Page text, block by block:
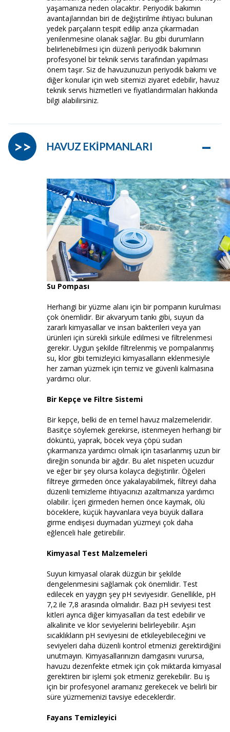
yaşamanıza neden olacaktır. Periyodik bakımın
avantajlarından biri de değiştirilme ihtiyacı bulunan
yedek parçaların tespit edilip arıza çıkarmadan
yenilenmesine olanak sağlar. Bu gibi durumların
belirlenebilmesi için düzenli periyodik bakımının
profesyonel bir teknik servis tarafından yapılması
önem taşır. Siz de havuzunuzun periyodik bakımı ve
diğer konular için web sitemizi ziyaret edebilir, havuz
teknik servis hizmetleri ve fiyatlandırmaları hakkında
bilgi alabilirsiniz.
HAVUZ EKİPMANLARI –
>>
Su Pompası
Herhangi bir yüzme alanı için bir pompanın kurulması
çok önemlidir. Bir akvaryum tankı gibi, suyun da
zararlı kimyasallar ve insan bakterileri veya yan
ürünleri için sürekli sirküle edilmesi ve filtrelenmesi
gerekir. Uygun şekilde filtrelenmiş ve pompalanmış
su, klor gibi temizleyici kimyasalların eklenmesiyle
her zaman yüzmek için temiz ve güvenli kalmasına
yardımcı olur.
Bir Kepçe ve Filtre Sistemi
Bir kepçe, belki de en temel havuz malzemeleridir.
Basitçe söylemek gerekirse, istenmeyen herhangi bir
döküntü, yaprak, böcek veya çöpü sudan
çıkarmanıza yardımcı olmak için tasarlanmış uzun bir
direğin sonunda bir ağdır. Bu alet nispeten ucuzdur
ve eğer bir şey olursa kolayca değiştirilir. Öğeleri
filtreye girmeden önce yakalayabilmek, filtreyi daha
düzenli temizleme ihtiyacınızı azaltmanıza yardımcı
olabilir. İçeri girmeden hemen önce kaymak, ölü
böceklere, küçük hayvanlara veya büyük dallara
girme endişesi duymadan yüzmeyi çok daha
eğlenceli hale getirebilir.
Kimyasal Test Malzemeleri
Suyun kimyasal olarak düzgün bir şekilde
dengelenmesini sağlamak çok önemlidir. Test
edilecek en yaygın şey pH seviyesidir. Genellikle, pH
7,2 ile 7,8 arasında olmalıdır. Bazı pH seviyesi test
kitleri ayrıca diğer kimyasalları da test edebilir ve
alkalinite ve klor seviyelerini belirleyebilir. Aşırı
sıcaklıkların pH seviyesini de etkileyebileceğini ve
seviyeleri daha düzenli kontrol etmenizi gerektirdiğini
unutmayın. Kimyasallarınızın damgasını vurursa,
havuzu dezenfekte etmek için çok miktarda kimyasal
gerektiren bir işlemi şok etmeniz gerekebilir. Bu iş
için bir profesyonel aramanız gerekecek ve belirli bir
süre yüzmemenizi tavsiye edeceklerdir.
Fayans Temizleyici